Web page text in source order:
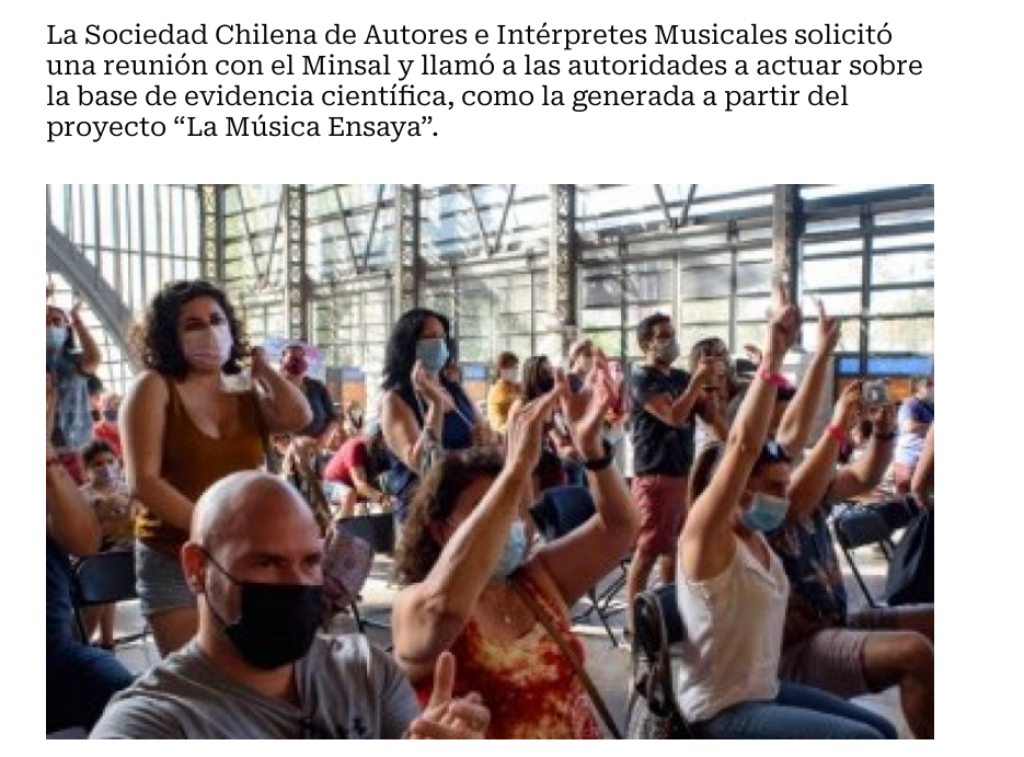
La Sociedad Chilena de Autores e Intérpretes Musicales solicitó
una reunión con el Minsal y llamó a las autoridades a actuar sobre
la base de evidencia científica, como la generada a partir del
proyecto “La Música Ensaya”.